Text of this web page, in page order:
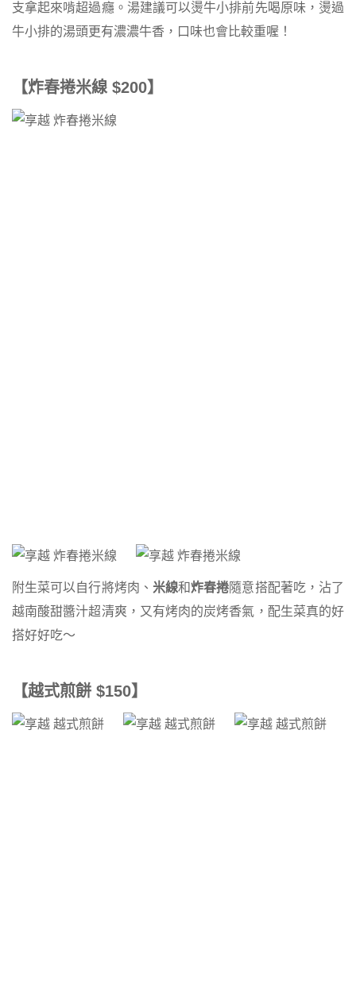
支拿起來啃超過癮。湯建議可以燙牛小排前先喝原味，燙過
牛小排的湯頭更有濃濃牛香，口味也會比較重喔！
【炸春捲米線 $200】
附生菜可以自行將烤肉、 米線和炸春捲隨意搭配著吃，沾了
越南酸甜醬汁超清爽，又有烤肉的炭烤香氣，配生菜真的好
搭好好吃～
【越式煎餅 $150】